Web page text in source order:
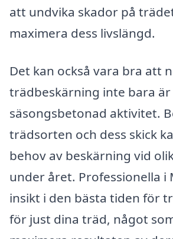
att undvika skador på
maximera dess livslängd.
Det kan också vara bra att
trädbeskärning inte bara är
säsongsbetonad aktivitet.
trädsorten och dess skick
behov av beskärning vid
under året. Professionella i
insikt i den bästa tiden för
för just dina träd, något